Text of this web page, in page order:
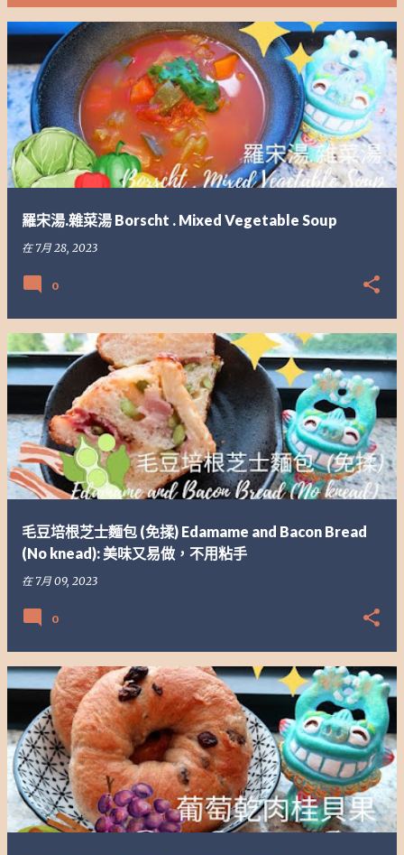
文
章
羅宋湯.雜菜湯 Borscht . Mixed Vegetable Soup
在7月 28, 2023
0
毛豆培根芝士麵包 (免揉) Edamame and Bacon Bread
(No knead): 美味又易做，不用粘手
在7月 09, 2023
0